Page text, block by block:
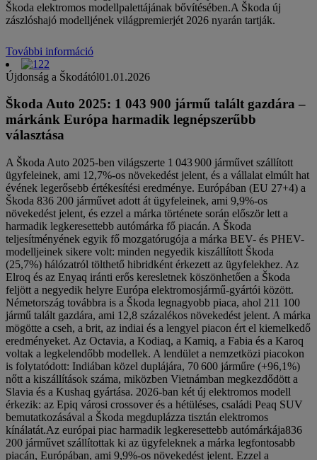
Škoda elektromos modellpalettájának bővítésében.A Škoda új
zászlóshajó modelljének világpremierjét 2026 nyarán tartják.
További információ
Újdonság a Škodától01.01.2026
Škoda Auto 2025: 1 043 900 jármű talált gazdára –
márkánk Európa harmadik legnépszerűbb
választása
A Škoda Auto 2025-ben világszerte 1 043 900 járművet szállított
ügyfeleinek, ami 12,7%-os növekedést jelent, és a vállalat elmúlt hat
évének legerősebb értékesítési eredménye. Európában (EU 27+4) a
Škoda 836 200 járművet adott át ügyfeleinek, ami 9,9%-os
növekedést jelent, és ezzel a márka története során először lett a
harmadik legkeresettebb autómárka fő piacán. A Škoda
teljesítményének egyik fő mozgatórugója a márka BEV- és PHEV-
modelljeinek sikere volt: minden negyedik kiszállított Škoda
(25,7%) hálózatról tölthető hibridként érkezett az ügyfelekhez. Az
Elroq és az Enyaq iránti erős keresletnek köszönhetően a Škoda
feljött a negyedik helyre Európa elektromosjármű-gyártói között.
Németország továbbra is a Škoda legnagyobb piaca, ahol 211 100
jármű talált gazdára, ami 12,8 százalékos növekedést jelent. A márka
mögötte a cseh, a brit, az indiai és a lengyel piacon ért el kiemelkedő
eredményeket. Az Octavia, a Kodiaq, a Kamiq, a Fabia és a Karoq
voltak a legkelendőbb modellek. A lendület a nemzetközi piacokon
is folytatódott: Indiában közel duplájára, 70 600 járműre (+96,1%)
nőtt a kiszállítások száma, miközben Vietnámban megkezdődött a
Slavia és a Kushaq gyártása. 2026-ban két új elektromos modell
érkezik: az Epiq városi crossover és a hétüléses, családi Peaq SUV
bemutatkozásával a Škoda megduplázza tisztán elektromos
kínálatát.Az európai piac harmadik legkeresettebb autómárkája836
200 járművet szállítottak ki az ügyfeleknek a márka legfontosabb
piacán, Európában, ami 9,9%-os növekedést jelent. Ezzel a